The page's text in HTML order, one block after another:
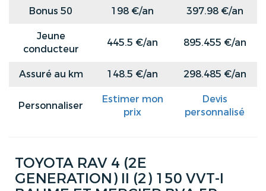
Bonus 50
198 €/an
397.98 €/an
Jeune
conducteur
445.5 €/an 895.455 €/an
Assuré au km 148.5 €/an 298.485 €/an
Personnaliser
Estimer mon
prix
Devis
personnalisé
TOYOTA RAV 4 (2E
GENERATION) II (2) 150 VVT-I